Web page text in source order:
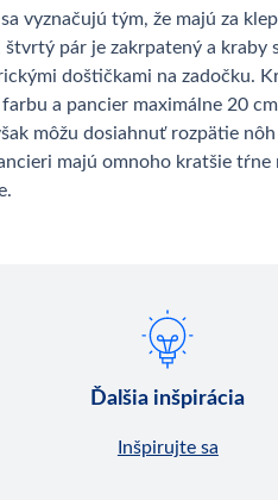
vyznačujú tým, že majú za
štvrtý pár je zakrpatený a kraby
doštičkami na zadočku.
a pancier maximálne 20
môžu dosiahnuť rozpätie
majú omnoho kratšie tŕne
Ďalšia inšpirácia
Inšpirujte sa